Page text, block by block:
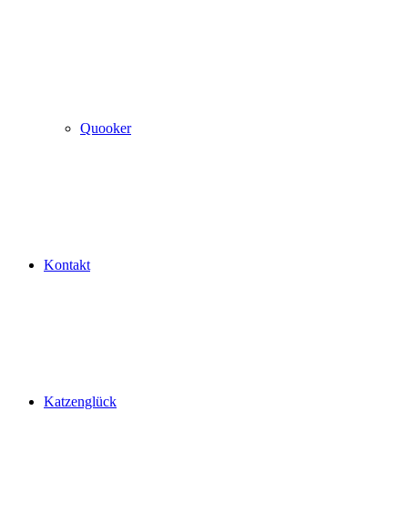
Quooker
Kontakt
Katzenglück